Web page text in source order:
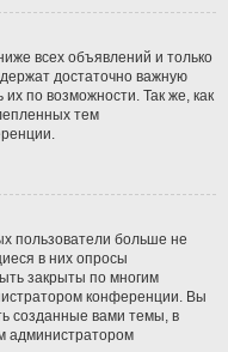
всех объявлений и только
достаточно важную
по возможности. Так же, как
тем
пользователи больше не
в них опросы
закрыты по многим
конференции. Вы
созданные вами темы, в
администратором